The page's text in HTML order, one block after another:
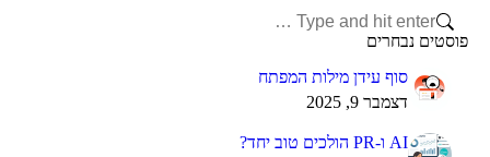
Search:
פוסטים נבחרים
סוף עידן מילות המפתח
דצמבר 9, 2025
AI ו-PR הולכים טוב יחד?